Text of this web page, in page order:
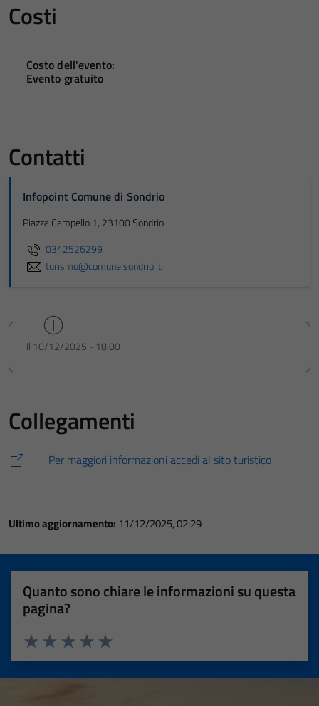
Costi
Costo dell'evento:
Evento gratuito
Contatti
Infopoint Comune di Sondrio
Piazza Campello 1, 23100 Sondrio
0342526299
turismo@comune.sondrio.it
Il 10/12/2025 - 18.00
Collegamenti
Per maggiori informazioni accedi al sito turistico
Ultimo aggiornamento: 11/12/2025, 02:29
Quanto sono chiare le informazioni su questa
pagina?
Valuta 5 stelle su 5
Valuta 4 stelle su 5
Valuta 3 stelle su 5
Valuta 2 stelle su 5
Valuta 1 stelle su 5